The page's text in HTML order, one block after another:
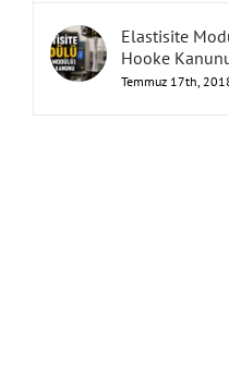
Elastisite
Hooke
Temmuz 17th,